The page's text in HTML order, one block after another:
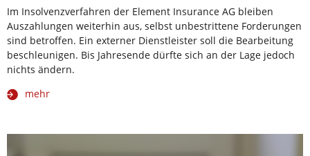
Im Insolvenzverfahren der Element Insurance AG bleiben
Auszahlungen weiterhin aus, selbst unbestrittene Forderungen
sind betroffen. Ein externer Dienstleister soll die Bearbeitung
beschleunigen. Bis Jahresende dürfte sich an der Lage jedoch
nichts ändern.
mehr